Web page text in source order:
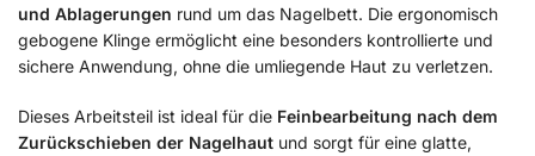
und Ablagerungen rund um das Nagelbett. Die ergonomisch
gebogene Klinge ermöglicht eine besonders kontrollierte und
sichere Anwendung, ohne die umliegende Haut zu verletzen.
Dieses Arbeitsteil ist ideal für die Feinbearbeitung nach dem
Zurückschieben der Nagelhaut und sorgt für eine glatte,